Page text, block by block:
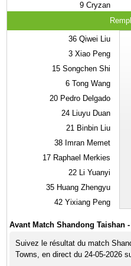
9 Cryzan
36 Qiwei Liu
3 Xiao Peng
15 Songchen Shi
6 Tong Wang
20 Pedro Delgado
24 Liuyu Duan
21 Binbin Liu
38 Imran Memet
17 Raphael Merkies
22 Li Yuanyi
35 Huang Zhengyu
42 Yixiang Peng
Avant Match Shandong Taishan
Suivez le résultat du match
Towns, en direct du 24-05-2026